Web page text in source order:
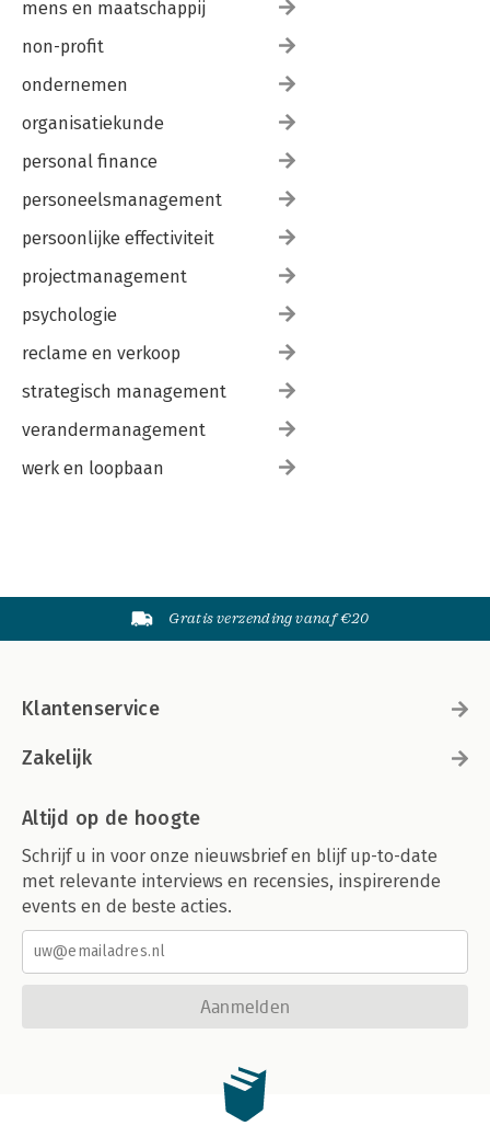
mens en maatschappij
non-profit
ondernemen
organisatiekunde
personal finance
personeelsmanagement
persoonlijke effectiviteit
projectmanagement
psychologie
reclame en verkoop
strategisch management
verandermanagement
werk en loopbaan
Gratis verzending vanaf €20
Klantenservice
Zakelijk
Altijd op de hoogte
Schrijf u in voor onze nieuwsbrief en blijf up-to-date
met relevante interviews en recensies, inspirerende
events en de beste acties.
Aanmelden